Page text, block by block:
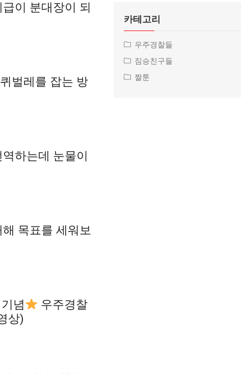
이 분대장이 되
벌레를 잡는 방
하는데 눈물이
목표를 세워보
념
우주경찰
상)
카테고리
우주경찰들
짐승친구들
짤툰